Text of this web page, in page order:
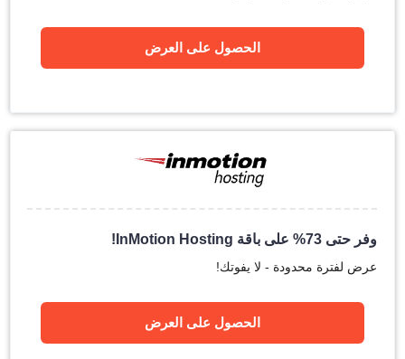
الحصول على العرض
وفر حتى 73% على باقة InMotion Hosting!
عرض لفترة محدودة - لا يفوتك!
الحصول على العرض